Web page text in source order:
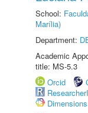
School:
Marília)
Department:
Academic
title: MS-5.3
Orcid
Dimensions